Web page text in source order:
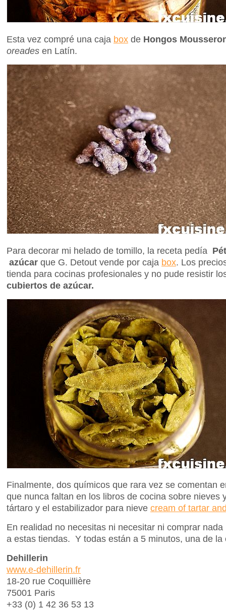
Esta vez compré una caja box de Hongos
oreades en Latín.
Para decorar mi helado de tomillo, la receta pedía
azúcar que G. Detout vende por caja box. Los
tienda para cocinas profesionales y no pude resistir
cubiertos de azúcar.
Finalmente, dos químicos que rara vez se comentan
que nunca faltan en los libros de cocina sobre nieves
tártaro y el estabilizador para nieve cream of tartar
En realidad no necesitas ni necesitar ni comprar
a estas tiendas. Y todas están a 5 minutos, una de
Dehillerin
www.e-dehillerin.fr
18-20 rue Coquillière
75001 Paris
+33 (0) 1 42 36 53 13